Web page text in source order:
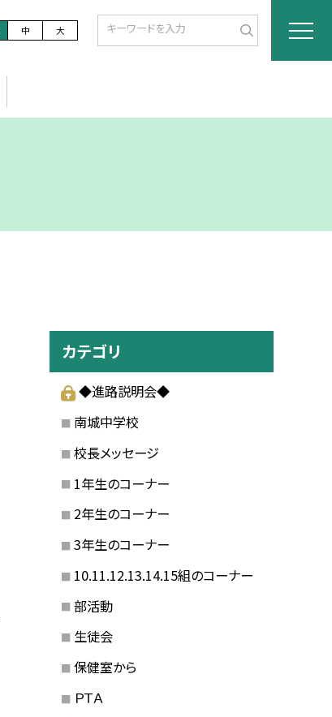
中 大
カテゴリ
◆進路説明会◆
南城中学校
校長メッセージ
1年生のコーナー
2年生のコーナー
3年生のコーナー
10.11.12.13.14.15組のコーナー
部活動
生徒会
保健室から
ＰＴＡ